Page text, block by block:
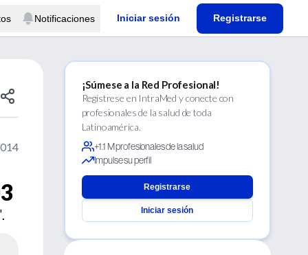
Notificaciones Iniciar sesión Registrarse
¡Súmese a la Red Profesional!
Regístrese en IntraMed y conecte con
profesionales de la salud de toda
Latinoamérica.
+1.1 M profesionales de la salud
Impulse su perfil
Registrarse
Iniciar sesión